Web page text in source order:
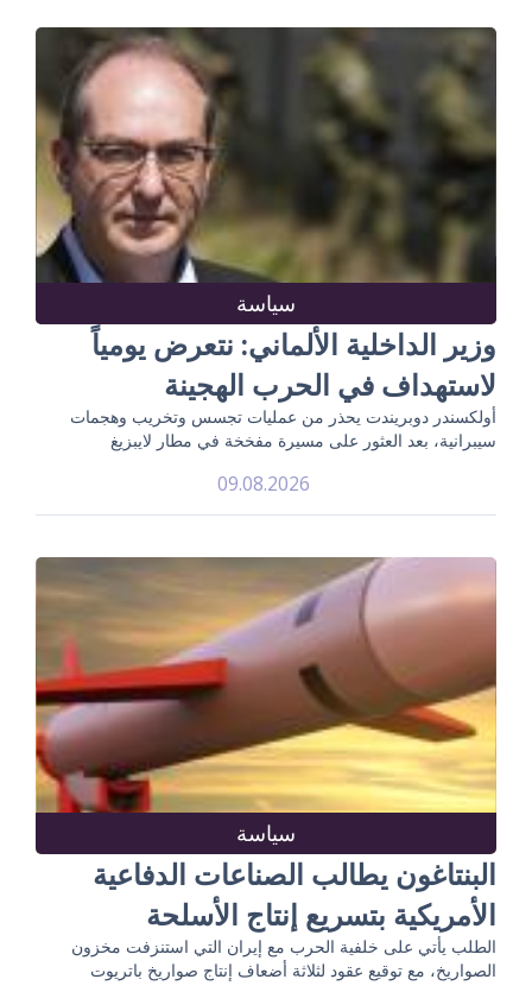
سياسة
وزير الداخلية الألماني: نتعرض يومياً
لاستهداف في الحرب الهجينة
أولكسندر دوبريندت يحذر من عمليات تجسس وتخريب وهجمات
سيبرانية، بعد العثور على مسيرة مفخخة في مطار لايبزيغ
09.08.2026
سياسة
البنتاغون يطالب الصناعات الدفاعية
الأمريكية بتسريع إنتاج الأسلحة
الطلب يأتي على خلفية الحرب مع إيران التي استنزفت مخزون
الصواريخ، مع توقيع عقود لثلاثة أضعاف إنتاج صواريخ باتريوت